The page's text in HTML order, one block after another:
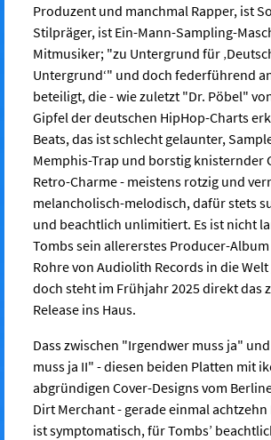
Produzent und manchmal Rapper, ist
Stilpräger, ist Ein-Mann-Sampling-
Mitmusiker; "zu Untergrund für
Untergrund‘" und doch federführend
beteiligt, die - wie zuletzt "Dr. Pöbel"
Gipfel der deutschen HipHop-Charts
Beats, das ist schlecht gelaunter,
Memphis-Trap und borstig knisternder
Retro-Charme - meistens rotzig und
melancholisch-melodisch, dafür stets
und beachtlich unlimitiert. Es ist nicht
Tombs sein allererstes Producer-
Rohre von Audiolith Records in die
doch steht im Frühjahr 2025 direkt das
Release ins Haus.
Dass zwischen "Irgendwer muss ja"
muss ja II" - diesen beiden Platten mit
abgründigen Cover-Designs vom
Dirt Merchant - gerade einmal
ist symptomatisch, für Tombs’